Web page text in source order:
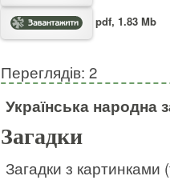
pdf, 1.83 Mb
Переглядів: 2
Українська народна
Загадки
Загадки з